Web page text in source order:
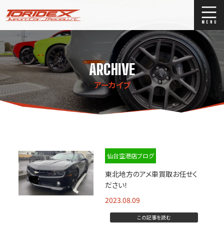
ブログ
Stock list
ストックリスト
買取
ARCHIVE
アーカイブ
仙台空港店ブログ
東北地方のアメ車買取お任せく
ださい！
2023.08.09
この記事を読む